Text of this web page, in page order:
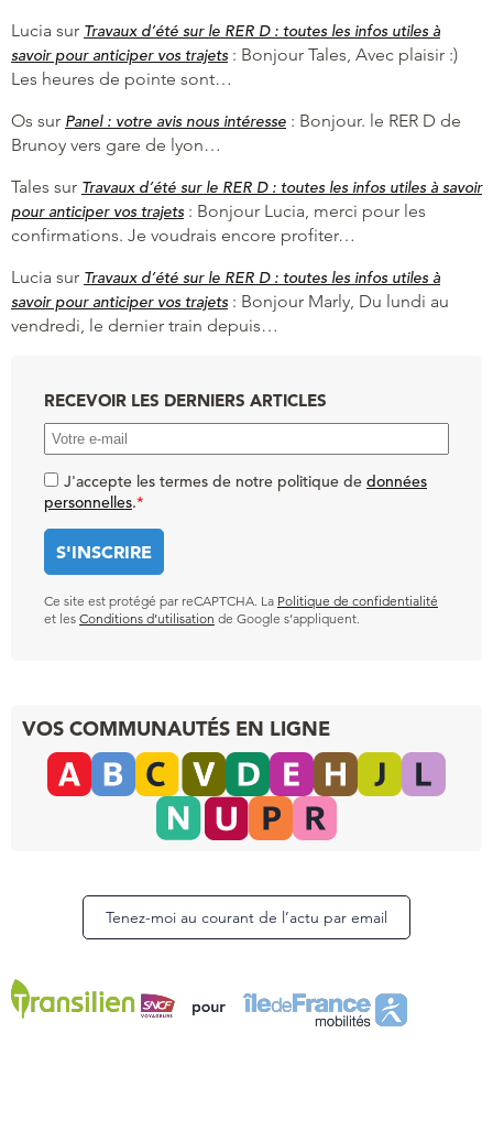
Lucia sur Travaux d’été sur le RER D : toutes les infos utiles à
savoir pour anticiper vos trajets : Bonjour Tales, Avec plaisir :)
Les heures de pointe sont…
Os sur Panel : votre avis nous intéresse : Bonjour. le RER D de
Brunoy vers gare de lyon…
Tales sur Travaux d’été sur le RER D : toutes les infos utiles à savoir
pour anticiper vos trajets : Bonjour Lucia, merci pour les
confirmations. Je voudrais encore profiter…
Lucia sur Travaux d’été sur le RER D : toutes les infos utiles à
savoir pour anticiper vos trajets : Bonjour Marly, Du lundi au
vendredi, le dernier train depuis…
RECEVOIR LES DERNIERS ARTICLES
J'accepte les termes de notre politique de données
personnelles.*
Ce site est protégé par reCAPTCHA. La Politique de confidentialité
et les Conditions d’utilisation de Google s’appliquent.
VOS COMMUNAUTÉS EN LIGNE
Tenez-moi au courant de l’actu par email